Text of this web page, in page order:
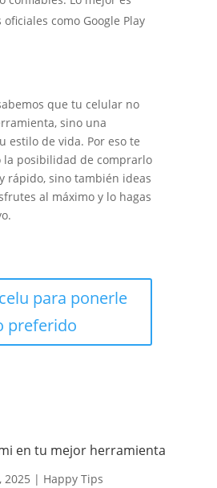
como Google Play
que tu celular no
sino una
estilo de vida. Por eso te
la posibilidad de comprarlo
rápido, sino también ideas
al máximo y lo hagas
para ponerle
preferido
en tu mejor herramienta
2025 | Happy Tips